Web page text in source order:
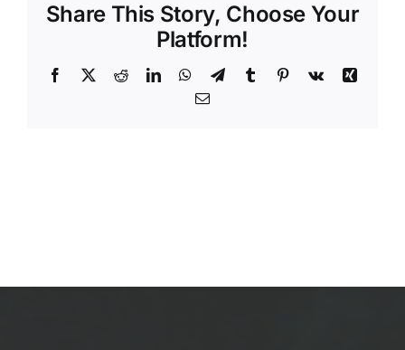
Share This Story, Choose Your
Platform!
Facebook
X RedditLinkedInWhatsApp
TelegramTumblr Pinterest
Vk
Xing
Email